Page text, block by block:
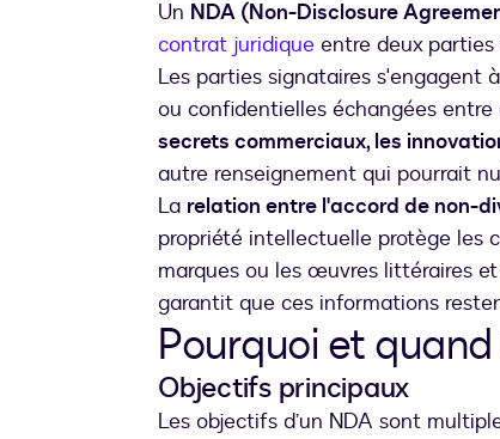
Un NDA (Non-Disclosure
contrat juridique entre deux
Les parties signataires s'engagent
ou confidentielles échangées
secrets commerciaux, les
autre renseignement qui pourrait
La relation entre l'accord de non-
propriété intellectuelle protège les
marques ou les œuvres littéraires
garantit que ces informations
Pourquoi et
Objectifs principaux
Les objectifs d’un NDA sont